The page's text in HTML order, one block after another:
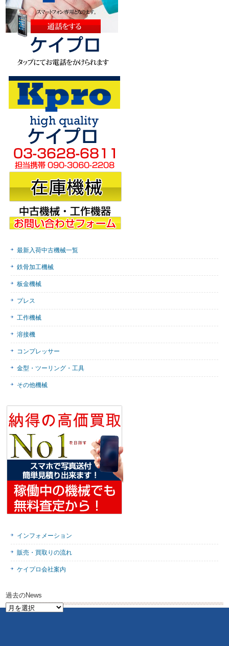
最新入荷中古機械一覧
鉄骨加工機械
板金機械
プレス
工作機械
溶接機
コンプレッサー
金型・ツーリング・工具
その他機械
インフォメーション
販売・買取りの流れ
ケイプロ会社案内
過去のNews
過